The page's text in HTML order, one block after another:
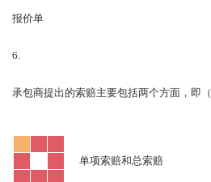
报价单
6.
承包商提出的索赔主要包括两个方面，即（
单项索赔和总索赔